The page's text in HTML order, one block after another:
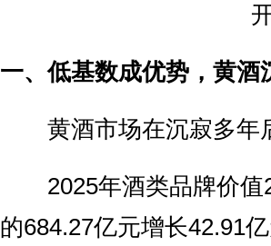
一、‌低基数成优势，黄酒
黄酒市场在沉寂多年
2025年酒类品牌价值
的684.27亿元增长42.91